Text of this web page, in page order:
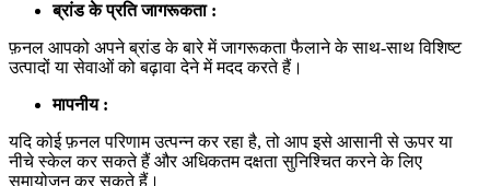
ब्रांड के प्रति जागरूकता :
फ़नल आपको अपने ब्रांड के बारे में जागरूकता फैलाने के साथ-साथ विशिष्ट
उत्पादों या सेवाओं को बढ़ावा देने में मदद करते हैं।
मापनीय :
यदि कोई फ़नल परिणाम उत्पन्न कर रहा है, तो आप इसे आसानी से ऊपर या
नीचे स्केल कर सकते हैं और अधिकतम दक्षता सुनिश्चित करने के लिए
समायोजन कर सकते हैं।